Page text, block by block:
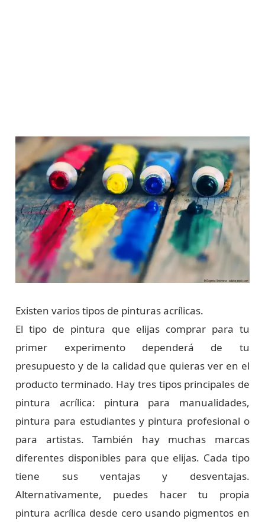
Existen varios tipos de pinturas acrílicas.
El tipo de pintura que elijas comprar para tu
primer experimento dependerá de tu
presupuesto y de la calidad que quieras ver en el
producto terminado. Hay tres tipos principales de
pintura acrílica: pintura para manualidades,
pintura para estudiantes y pintura profesional o
para artistas. También hay muchas marcas
diferentes disponibles para que elijas. Cada tipo
tiene sus ventajas y desventajas.
Alternativamente, puedes hacer tu propia
pintura acrílica desde cero usando pigmentos en